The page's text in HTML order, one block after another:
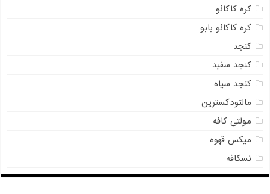
کره کاکائو
کره کاکائو بابو
کنجد
کنجد سفید
کنجد سیاه
مالتودکسترین
مولتی کافه
میکس قهوه
نسکافه